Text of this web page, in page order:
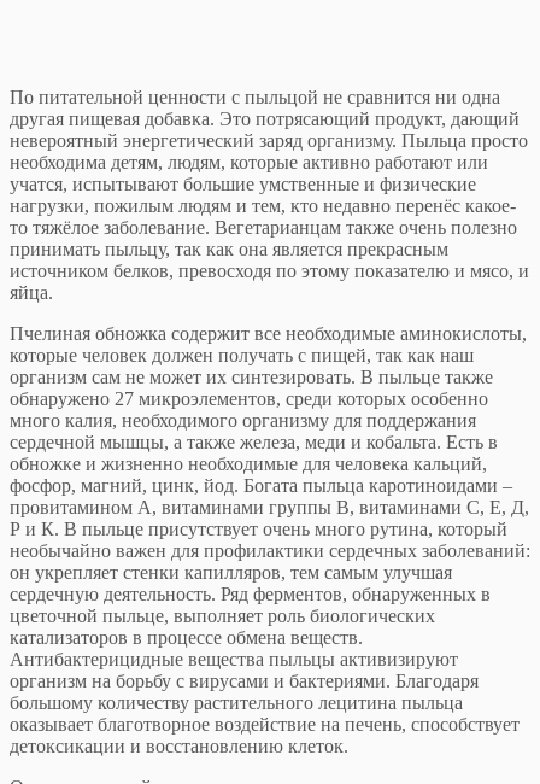
По питательной ценности с пыльцой не сравнится ни одна
другая пищевая добавка. Это потрясающий продукт, дающий
невероятный энергетический заряд организму. Пыльца просто
необходима детям, людям, которые активно работают или
учатся, испытывают большие умственные и физические
нагрузки, пожилым людям и тем, кто недавно перенёс какое-
то тяжёлое заболевание. Вегетарианцам также очень полезно
принимать пыльцу, так как она является прекрасным
источником белков, превосходя по этому показателю и мясо, и
яйца.
Пчелиная обножка содержит все необходимые аминокислоты,
которые человек должен получать с пищей, так как наш
организм сам не может их синтезировать. В пыльце также
обнаружено 27 микроэлементов, среди которых особенно
много калия, необходимого организму для поддержания
сердечной мышцы, а также железа, меди и кобальта. Есть в
обножке и жизненно необходимые для человека кальций,
фосфор, магний, цинк, йод. Богата пыльца каротиноидами –
провитамином А, витаминами группы В, витаминами С, Е, Д,
Р и К. В пыльце присутствует очень много рутина, который
необычайно важен для профилактики сердечных заболеваний:
он укрепляет стенки капилляров, тем самым улучшая
сердечную деятельность. Ряд ферментов, обнаруженных в
цветочной пыльце, выполняет роль биологических
катализаторов в процессе обмена веществ.
Антибактерицидные вещества пыльцы активизируют
организм на борьбу с вирусами и бактериями. Благодаря
большому количеству растительного лецитина пыльца
оказывает благотворное воздействие на печень, способствует
детоксикации и восстановлению клеток.